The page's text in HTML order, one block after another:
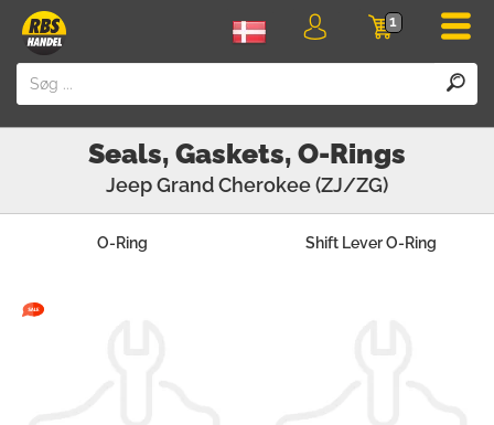
Indkøbskurv
1
Login
Seals, Gaskets, O-Rings
JeepGrand Cherokee (ZJ/ZG)
O-Ring Shift Lever O-Ring